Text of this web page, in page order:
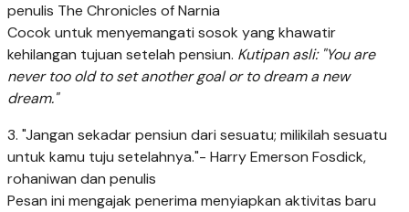
penulis The Chronicles of Narnia
Cocok untuk menyemangati sosok yang khawatir
kehilangan tujuan setelah pensiun. Kutipan asli: "You are
never too old to set another goal or to dream a new
dream."
3. "Jangan sekadar pensiun dari sesuatu; milikilah sesuatu
untuk kamu tuju setelahnya."- Harry Emerson Fosdick,
rohaniwan dan penulis
Pesan ini mengajak penerima menyiapkan aktivitas baru